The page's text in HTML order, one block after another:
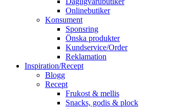
Onlinebutiker
Konsument
Sponsring
Önska produkter
Kundservice/Order
Reklamation
Inspiration/Recept
Blogg
Recept
Frukost & mellis
Snacks, godis & plock